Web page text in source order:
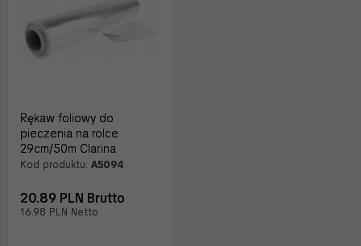
Rękaw foliowy do
pieczenia na rolce
29cm/50m Clarina
Kod produktu: A5094
20.89 PLN Brutto
16.98 PLN Netto